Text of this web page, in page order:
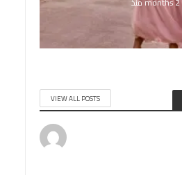
VIEW ALL POSTS